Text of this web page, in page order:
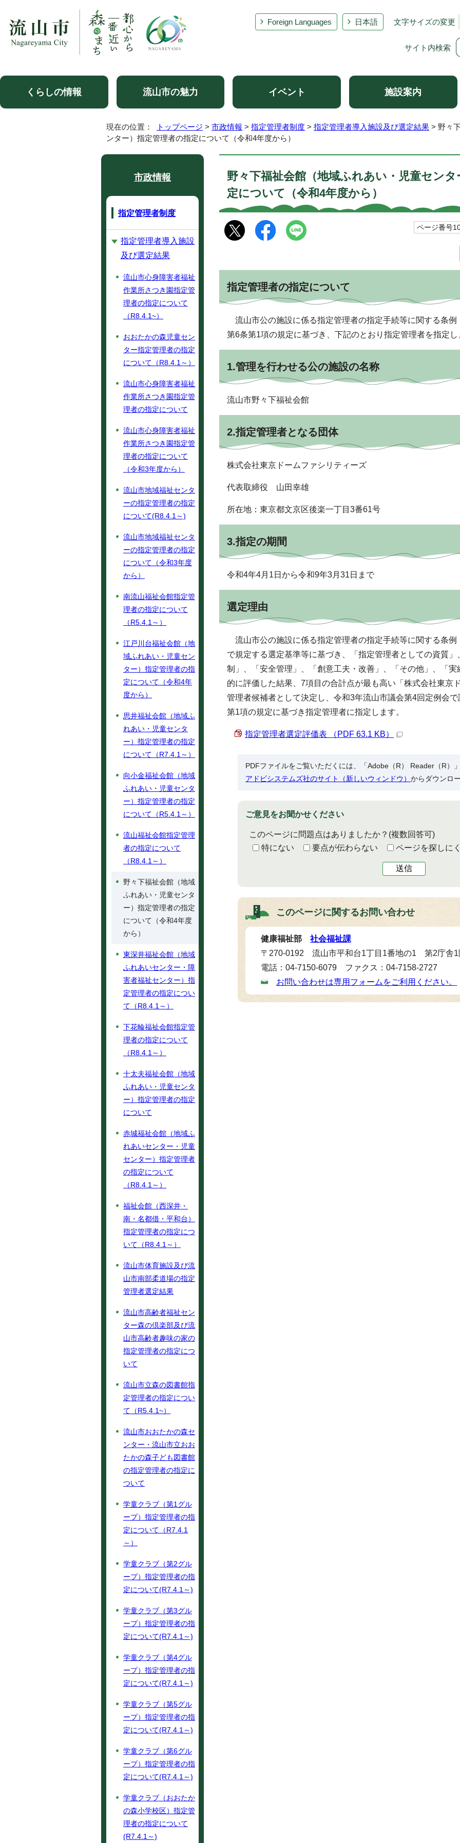
Foreign Languages 日本語 文字サイズの変更
サイト内検索
くらしの情報 流山市の魅力 イベント 施設案内
現在の位置： トップページ > 市政情報 > 指定管理者制度 > 指定管理者導入施設及び選定結果 > 野々
ンター）指定管理者の指定について（令和4年度から）
野々下福祉会館（地域ふれあい・児童セン
定について（令和4年度から）
ページ番号
指定管理者の指定について
流山市公の施設に係る指定管理者の指定手続等に関する条例
第6条第1項の規定に基づき、下記のとおり指定管理者を指定し
1.管理を行わせる公の施設の名称
流山市野々下福祉会館
2.指定管理者となる団体
株式会社東京ドームファシリティーズ
代表取締役 山田幸雄
所在地：東京都文京区後楽一丁目3番61号
3.指定の期間
令和4年4月1日から令和9年3月31日まで
選定理由
流山市公の施設に係る指定管理者の指定手続等に関する条例
で規定する選定基準等に基づき、「指定管理者としての資質
制」、「安全管理」、「創意工夫・改善」、「その他」、「
的に評価した結果、7項目の合計点が最も高い「株式会社東京
管理者候補者として決定し、令和3年流山市議会第4回定例会
第1項の規定に基づき指定管理者に指定します。
指定管理者選定評価表 （PDF 63.1 KB）
PDFファイルをご覧いただくには、「Adobe（R） Reader（R）
アドビシステムズ社のサイト（新しいウィンドウ） からダウンロ
ご意見をお聞かせください
このページに問題点はありましたか？ (複数回答可)
特にない
要点が伝わらない ページを探しに
送信
このページに関するお問い合わせ
健康福祉部 社会福祉課
〒270-0192 流山市平和台1丁目1番地の1 第2庁舎1
電話：04-7150-6079 ファクス：04-7158-2727
お問い合わせは専用フォームをご利用ください。
市政情報
指定管理者制度
指定管理者導入施設
及び選定結果
流山市心身障害者福祉
作業所さつき園指定管
理者の指定について
（R8.4.1~）
おおたかの森児童セン
ター指定管理者の指定
について（R8.4.1～）
流山市心身障害者福祉
作業所さつき園指定管
理者の指定について
流山市心身障害者福祉
作業所さつき園指定管
理者の指定について
（令和3年度から）
流山市地域福祉センタ
ーの指定管理者の指定
について(R8.4.1～)
流山市地域福祉センタ
ーの指定管理者の指定
について（令和3年度
から）
南流山福祉会館指定管
理者の指定について
（R5.4.1～）
江戸川台福祉会館（地
域ふれあい・児童セン
ター）指定管理者の指
定について（令和4年
度から）
思井福祉会館（地域ふ
れあい・児童センタ
ー）指定管理者の指定
について（R7.4.1～）
向小金福祉会館（地域
ふれあい・児童センタ
ー）指定管理者の指定
について（R5.4.1～）
流山福祉会館指定管理
者の指定について
（R8.4.1～）
野々下福祉会館（地域
ふれあい・児童センタ
ー）指定管理者の指定
について（令和4年度
から）
東深井福祉会館（地域
ふれあいセンター・障
害者福祉センター）指
定管理者の指定につい
て（R8.4.1～）
下花輪福祉会館指定管
理者の指定について
（R8.4.1～）
十太夫福祉会館（地域
ふれあい・児童センタ
ー）指定管理者の指定
について
赤城福祉会館（地域ふ
れあいセンター・児童
センター）指定管理者
の指定について
（R8.4.1～）
福祉会館（西深井・
南・名都借・平和台）
指定管理者の指定につ
いて（R8.4.1～）
流山市体育施設及び流
山市南部柔道場の指定
管理者選定結果
流山市高齢者福祉セン
ター森の倶楽部及び流
山市高齢者趣味の家の
指定管理者の指定につ
いて
流山市立森の図書館指
定管理者の指定につい
て（R5.4.1~）
流山市おおたかの森セ
ンター・流山市立おお
たかの森子ども図書館
の指定管理者の指定に
ついて
学童クラブ（第1グル
ープ）指定管理者の指
定について（R7.4.1
～）
学童クラブ（第2グル
ープ）指定管理者の指
定について(R7.4.1～)
学童クラブ（第3グル
ープ）指定管理者の指
定について(R7.4.1～)
学童クラブ（第4グル
ープ）指定管理者の指
定について(R7.4.1～)
学童クラブ（第5グル
ープ）指定管理者の指
定について(R7.4.1～)
学童クラブ（第6グル
ープ）指定管理者の指
定について(R7.4.1～)
学童クラブ（おおたか
の森小学校区）指定管
理者の指定について
(R7.4.1～)